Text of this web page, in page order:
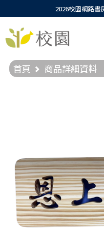
2026校園網路書
首頁 商品詳細資料